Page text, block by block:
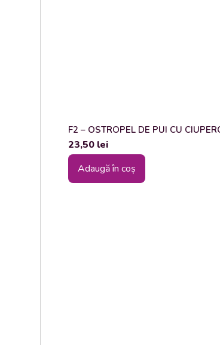
F2 – OSTROPEL DE PUI CU
23,50 lei
Adaugă în coș